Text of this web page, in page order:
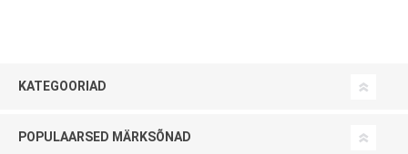
KATEGOORIAD
POPULAARSED MÄRKSÕNAD